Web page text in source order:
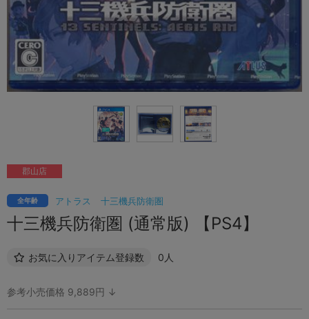
アトラス 十三機兵防衛圏
全年齢
十三機兵防衛圏 (通常版) 【PS4】
お気に入りアイテム登録数 0人
郡山店
参考小売価格 9,889円 ↓